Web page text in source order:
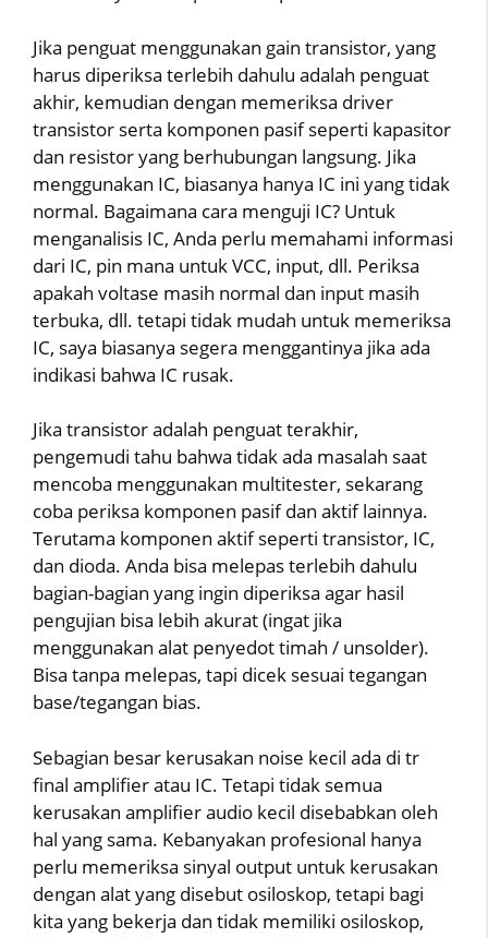
Jika penguat menggunakan gain transistor, yang
harus diperiksa terlebih dahulu adalah penguat
akhir, kemudian dengan memeriksa driver
transistor serta komponen pasif seperti kapasitor
dan resistor yang berhubungan langsung. Jika
menggunakan IC, biasanya hanya IC ini yang tidak
normal. Bagaimana cara menguji IC? Untuk
menganalisis IC, Anda perlu memahami informasi
dari IC, pin mana untuk VCC, input, dll. Periksa
apakah voltase masih normal dan input masih
terbuka, dll. tetapi tidak mudah untuk memeriksa
IC, saya biasanya segera menggantinya jika ada
indikasi bahwa IC rusak.
Jika transistor adalah penguat terakhir,
pengemudi tahu bahwa tidak ada masalah saat
mencoba menggunakan multitester, sekarang
coba periksa komponen pasif dan aktif lainnya.
Terutama komponen aktif seperti transistor, IC,
dan dioda. Anda bisa melepas terlebih dahulu
bagian-bagian yang ingin diperiksa agar hasil
pengujian bisa lebih akurat (ingat jika
menggunakan alat penyedot timah / unsolder).
Bisa tanpa melepas, tapi dicek sesuai tegangan
base/tegangan bias.
Sebagian besar kerusakan noise kecil ada di tr
final amplifier atau IC. Tetapi tidak semua
kerusakan amplifier audio kecil disebabkan oleh
hal yang sama. Kebanyakan profesional hanya
perlu memeriksa sinyal output untuk kerusakan
dengan alat yang disebut osiloskop, tetapi bagi
kita yang bekerja dan tidak memiliki osiloskop,